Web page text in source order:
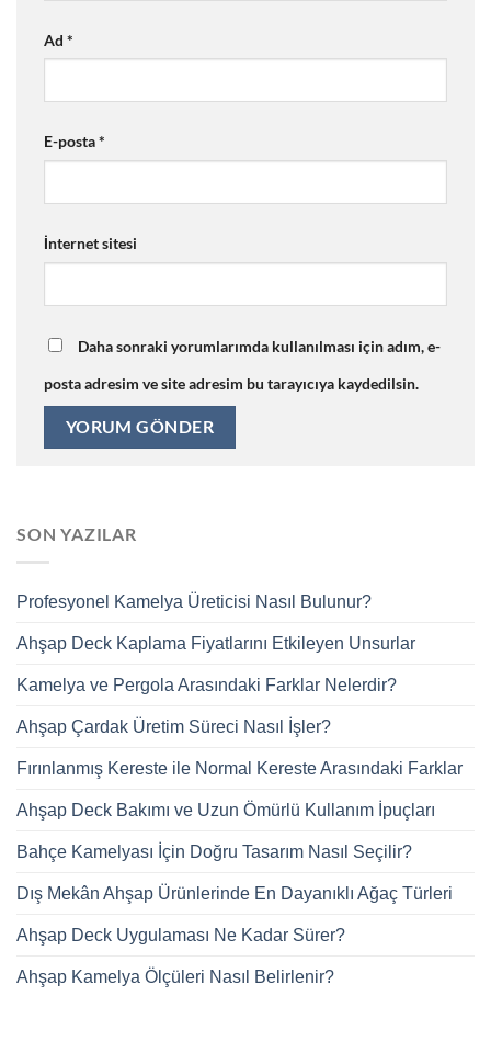
Ad *
E-posta*
İnternet sitesi
Daha sonraki yorumlarımda kullanılması için adım, e-
posta adresim ve site adresim bu tarayıcıya kaydedilsin.
SON YAZILAR
Profesyonel Kamelya Üreticisi Nasıl Bulunur?
Ahşap Deck Kaplama Fiyatlarını Etkileyen Unsurlar
Kamelya ve Pergola Arasındaki Farklar Nelerdir?
Ahşap Çardak Üretim Süreci Nasıl İşler?
Fırınlanmış Kereste ile Normal Kereste Arasındaki Farklar
Ahşap Deck Bakımı ve Uzun Ömürlü Kullanım İpuçları
Bahçe Kamelyası İçin Doğru Tasarım Nasıl Seçilir?
Dış Mekân Ahşap Ürünlerinde En Dayanıklı Ağaç Türleri
Ahşap Deck Uygulaması Ne Kadar Sürer?
Ahşap Kamelya Ölçüleri Nasıl Belirlenir?